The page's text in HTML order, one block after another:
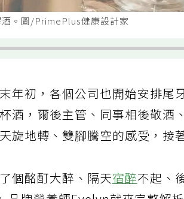
。圖/PrimePlus健康設計家
年初，各個公司也開始安排尾
酒，爾後主管、同事相後敬酒
旋地轉、雙腳騰空的感受，
個酩酊大醉、隔天宿醉不起、